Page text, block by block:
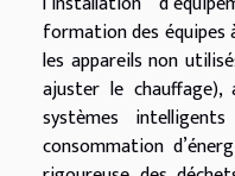
formation des équipes
les appareils non
ajuster le
systèmes
consommation